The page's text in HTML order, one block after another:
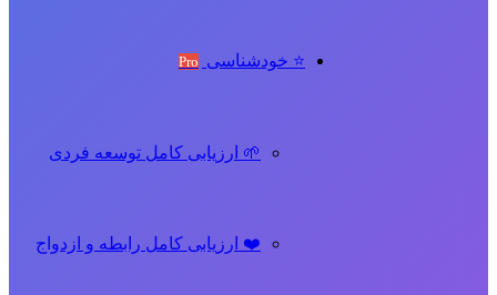
⭐ خودشناسی Pro
🌱 ارزیابی کامل توسعه فردی
❤️ ارزیابی کامل رابطه و ازدواج